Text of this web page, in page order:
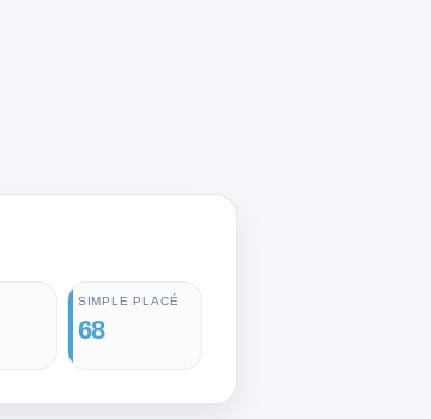
SIMPLE PLACÉ
68